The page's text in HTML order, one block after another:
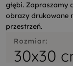
głębi. Zapraszamy
obrazy drukowane
przestrzeń.
Rozmiar:
30x30